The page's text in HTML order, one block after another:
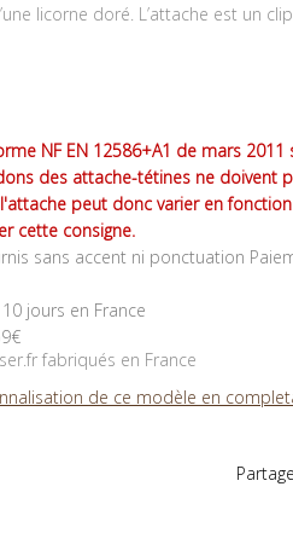
licorne doré. L’attache est un
NF EN 12586+A1 de mars
des attache-tétines ne doivent
peut donc varier en
cette consigne.
sans accent ni ponctuation
jours en France
fabriqués en France
de ce modèle en